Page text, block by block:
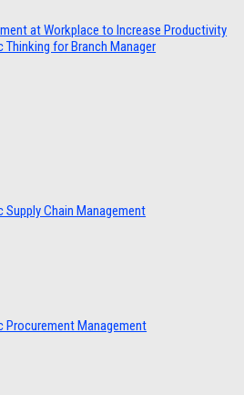
at Workplace to Increase Productivity
Thinking for Branch Manager
Supply Chain Management
Procurement Management